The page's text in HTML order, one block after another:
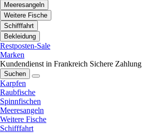
Meeresangeln
Weitere Fische
Schifffahrt
Bekleidung
Restposten-Sale
Marken
Kundendienst in Frankreich Sichere Zahlung
Suchen
Karpfen
Raubfische
Spinnfischen
Meeresangeln
Weitere Fische
Schifffahrt